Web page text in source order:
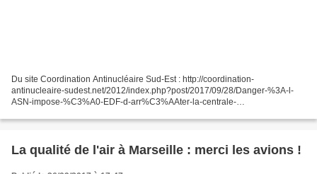
Du site Coordination Antinucléaire Sud-Est : http://coordination-
antinucleaire-sudest.net/2012/index.php?post/2017/09/28/Danger-%3A-l-
ASN-impose-%C3%A0-EDF-d-arr%C3%AAter-la-centrale-
La qualité de l'air à Marseille : merci les avions !